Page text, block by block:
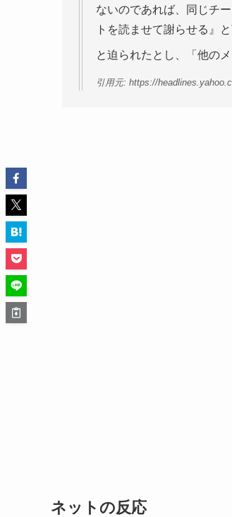
ないのであれば、同じチ
トを読ませて謝らせる』
と迫られたとし、「他の
引用元: https://
ネットの反応